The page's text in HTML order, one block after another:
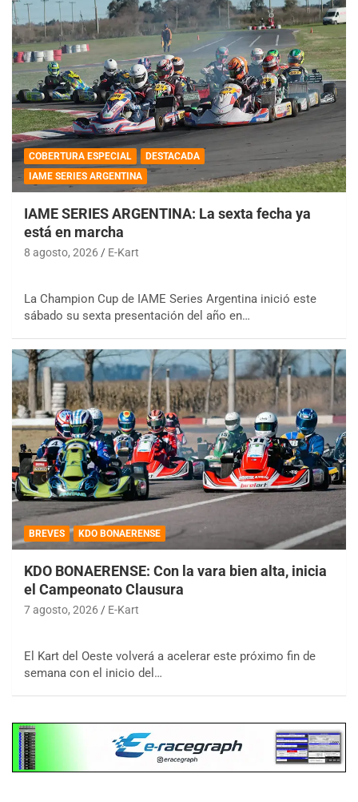
COBERTURA ESPECIAL
DESTACADA
IAME SERIES ARGENTINA
IAME SERIES ARGENTINA: La sexta fecha ya
está en marcha
8 agosto, 2026 E-Kart
La Champion Cup de IAME Series Argentina inició este
sábado su sexta presentación del año en…
BREVES KDO BONAERENSE
KDO BONAERENSE: Con la vara bien alta, inicia
el Campeonato Clausura
7 agosto, 2026 E-Kart
El Kart del Oeste volverá a acelerar este próximo fin de
semana con el inicio del…